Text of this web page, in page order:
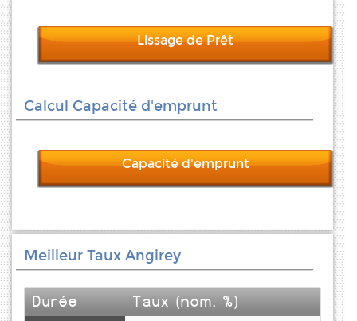
Lissage de Prêt
Calcul Capacité d'emprunt
Capacité d'emprunt
Meilleur Taux Angirey
Durée
Taux (nom. %)